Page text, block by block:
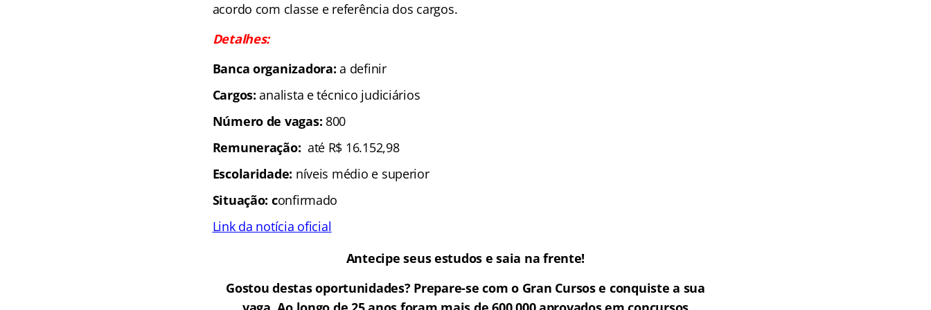
acordo com classe e referência dos cargos.
Detalhes:
Banca organizadora:a definir
Cargos: analista e técnico judiciários
Número de vagas: 800
Remuneração: até R$ 16.152,98
Escolaridade: níveis médio e superior
Situação: confirmado
Link da notícia oficial
Antecipe seus estudos e saia na frente!
Gostou destas oportunidades? Prepare-se com o Gran Cursos e conquiste a sua